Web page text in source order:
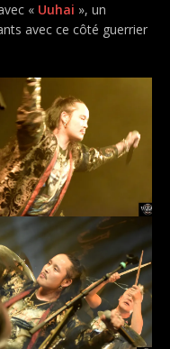
« Uuhai », un
avec ce côté guerrier